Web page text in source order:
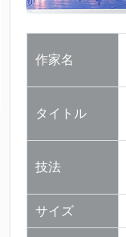
作家名
タイトル
技法
サイズ